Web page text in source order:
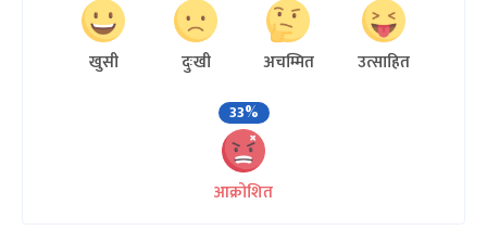
खुसी दुःखी अचम्मित
उत्साहित
33%
आक्रोशित